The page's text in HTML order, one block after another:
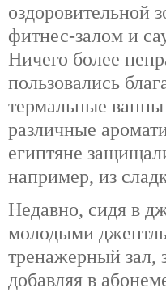
оздоровительной
фитнес-залом и
Ничего более
пользовались
термальные ванны
различные
египтяне
например, из
Недавно, сидя в
молодыми
тренажерный зал,
добавляя в